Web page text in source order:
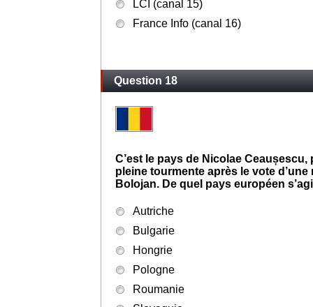
BFM TV (canal 13)
France Info (canal 16)
Question 18
C’est le pays de Nicolae
pleine tourmente après le vote
Bolojan. De quel pays européen
Autriche
Bulgarie
Hongrie